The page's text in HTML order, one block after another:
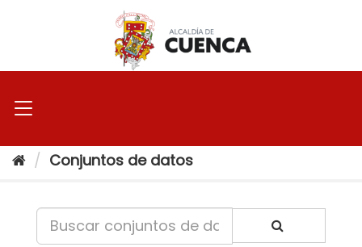
Conjuntos de datos